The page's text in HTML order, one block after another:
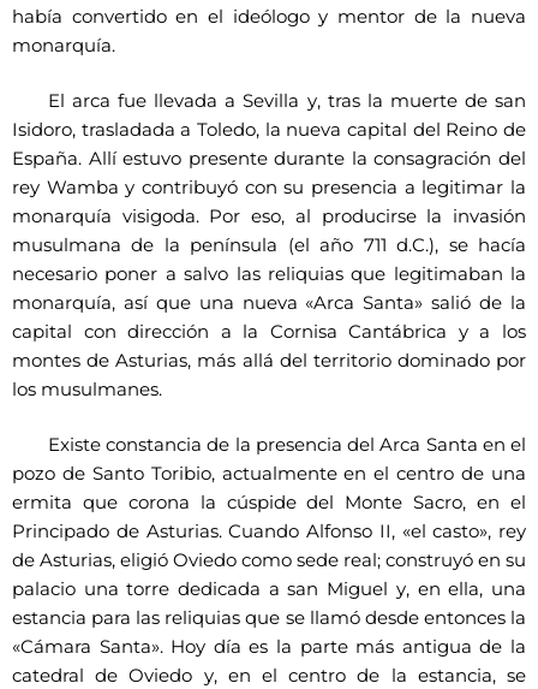
había convertido en el ideólogo y mentor de la nueva
monarquía.
El arca fue llevada a Sevilla y, tras la muerte de san
Isidoro, trasladada a Toledo, la nueva capital del Reino de
España. Allí estuvo presente durante la consagración del
rey Wamba y contribuyó con su presencia a legitimar la
monarquía visigoda. Por eso, al producirse la invasión
musulmana de la península (el año 711 d.C.), se hacía
necesario poner a salvo las reliquias que legitimaban la
monarquía, así que una nueva «Arca Santa» salió de la
capital con dirección a la Cornisa Cantábrica y a los
montes de Asturias, más allá del territorio dominado por
los musulmanes.
Existe constancia de la presencia del Arca Santa en el
pozo de Santo Toribio, actualmente en el centro de una
ermita que corona la cúspide del Monte Sacro, en el
Principado de Asturias. Cuando Alfonso II, «el casto», rey
de Asturias, eligió Oviedo como sede real; construyó en su
palacio una torre dedicada a san Miguel y, en ella, una
estancia para las reliquias que se llamó desde entonces la
«Cámara Santa». Hoy día es la parte más antigua de la
catedral de Oviedo y, en el centro de la estancia, se